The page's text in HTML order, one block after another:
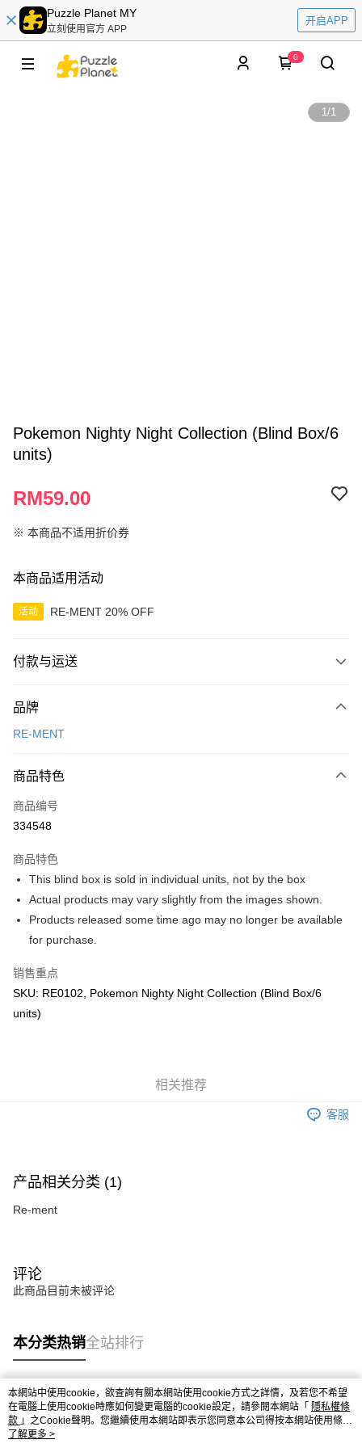
Puzzle Planet MY
立刻使用官方 APP
开启APP
0
1/1
Pokemon Nighty Night Collection (Blind Box/6
units)
RM59.00
※ 本商品不适用折价券
本商品适用活动
活动 RE-MENT 20% OFF
付款与运送
信用卡一次付清
相关说明
只有马来亚银行、联昌国际银行、大众银行、兴业银行、香港隆丰银行、伊
斯兰银行、AmBank、BSN Bank
Boost
GrabPay
运送方式
Free Shipping (Min RM100) within West Malaysia!
查看运费
Free Shipping (Min RM100.00) within West Malaysia!
Pickup In-Store (3 working days, SMS notify)
免运费
品牌
RE-MENT
商品特色
商品编号
334548
商品特色
This blind box is sold in individual units, not by the box
Actual products may vary slightly from the images shown.
Products released some time ago may no longer be available
for purchase.
销售重点
SKU: RE0102, Pokemon Nighty Night Collection (Blind Box/6
units)
相关推荐
客服
产品相关分类 (1)
Re-ment
评论
此商品目前未被评论
本分类热销全站排行
热门标签
热销排行
本網站中使用cookie，欲查詢有關本網站使用cookie方式之詳情，及若您不希望
在電腦上使用cookie時應如何變更電腦的cookie設定，請參閱本網站「 隱私權條
款 」之Cookie聲明。您繼續使用本網站即表示您同意本公司得按本網站使用條款
之Cookie聲明使用cookie。
了解更多 >